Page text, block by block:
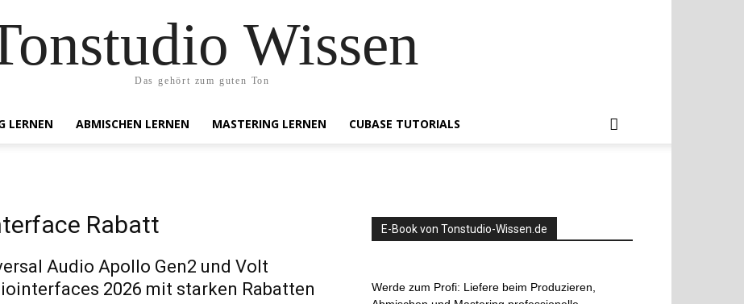
Wissen
Das gehört zum guten Ton
LERNEN ABMISCHEN LERNEN MASTERING LERNEN CUBASE TUTORIALS
Rabatt
Audio Apollo Gen2 und Volt
2026 mit starken Rabatten
E-Book von Tonstudio-Wissen.de
Werde zum Profi: Liefere beim Produzieren,